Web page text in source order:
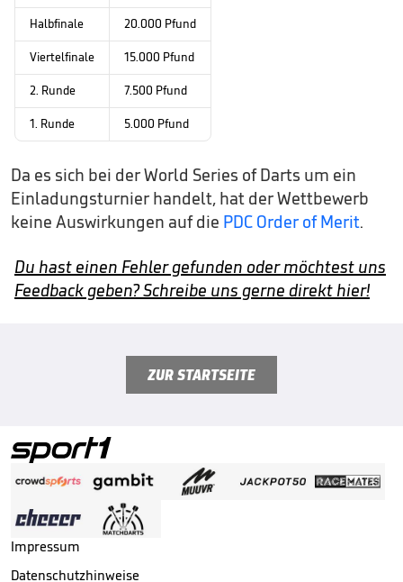
Halbfinale 20.000 Pfund
Viertelfinale 15.000 Pfund
2. Runde 7.500 Pfund
1. Runde 5.000 Pfund
Da es sich bei der World Series of Darts um ein
Einladungsturnier handelt, hat der Wettbewerb
keine Auswirkungen auf die PDC Order of Merit.
Du hast einen Fehler gefunden oder möchtest uns
Feedback geben? Schreibe uns gerne direkt hier!
ZUR STARTSEITE
Impressum
Datenschutzhinweise